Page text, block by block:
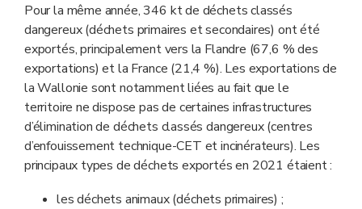
Pour la même année, 346 kt de déchets classés
dangereux (déchets primaires et secondaires) ont été
exportés, principalement vers la Flandre (67,6 % des
exportations) et la France (21,4 %). Les exportations de
la Wallonie sont notamment liées au fait que le
territoire ne dispose pas de certaines infrastructures
d’élimination de déchets classés dangereux (centres
d’enfouissement technique-CET et incinérateurs). Les
principaux types de déchets exportés en 2021 étaient :
les déchets animaux (déchets primaires) ;